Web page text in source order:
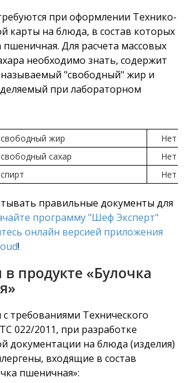
при оформлении Технико-
карты на блюда, в состав которых
пшеничная. Для расчета массовых
необходимо знать, содержит
называемый "свободный" жир и
при лабораторном
жир
Нет
сахар
Нет
Нет
правильные документы для
программу "Шеф Эксперт"
онлайн версией приложения
!
продукте «Булочка
требованиями Технического
022/2011, при разработке
документации на блюда (изделия)
входящие в состав
пшеничная»: